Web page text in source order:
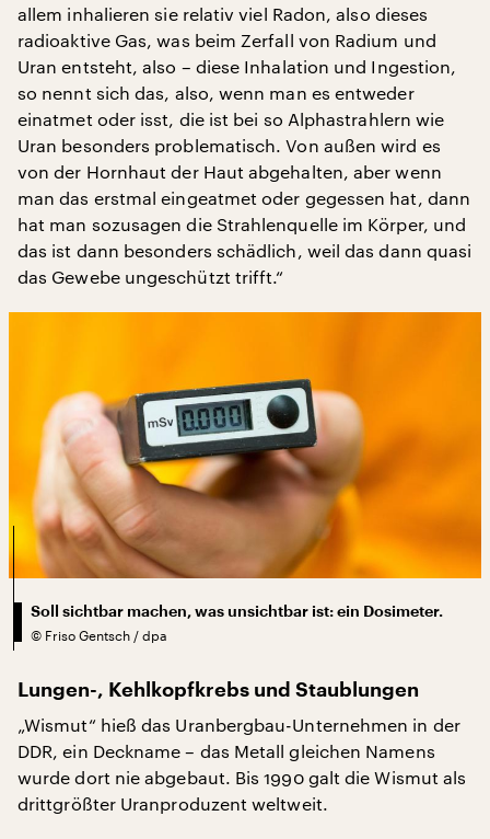
allem inhalieren sie relativ viel Radon, also dieses
radioaktive Gas, was beim Zerfall von Radium und
Uran entsteht, also – diese Inhalation und Ingestion,
so nennt sich das, also, wenn man es entweder
einatmet oder isst, die ist bei so Alphastrahlern wie
Uran besonders problematisch. Von außen wird es
von der Hornhaut der Haut abgehalten, aber wenn
man das erstmal eingeatmet oder gegessen hat, dann
hat man sozusagen die Strahlenquelle im Körper, und
das ist dann besonders schädlich, weil das dann quasi
das Gewebe ungeschützt trifft.“
Soll sichtbar machen, was unsichtbar ist: ein Dosimeter.
© Friso Gentsch / dpa
Lungen-, Kehlkopfkrebs und Staublungen
„Wismut“ hieß das Uranbergbau-Unternehmen in der
DDR, ein Deckname – das Metall gleichen Namens
wurde dort nie abgebaut. Bis 1990 galt die Wismut als
drittgrößter Uranproduzent weltweit.